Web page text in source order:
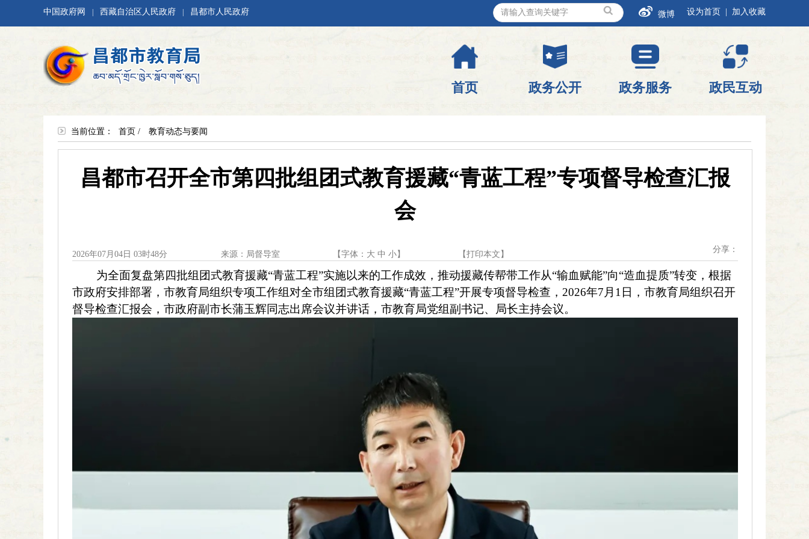
中国政府网 西藏自治区人民政府 昌都市人民政府 微博 设为首页 | 加入收藏
首页 政务公开 政务服务 政民互动
当前位置： 首页 / 教育动态与要闻
昌都市召开全市第四批组团式教育援藏“青蓝工程”专项督导检查汇报
会
2026年07月04日 03时48分 来源：局督导室 【字体： 大 中 小】 【打印本文 】
分享：
为全面复盘第四批组团式教育援藏“青蓝工程”实施以来的工作成效，推动援藏传帮带工作从“输血赋能”向“造血提质”转变，根据
市政府安排部署，市教育局组织专项工作组对全市组团式教育援藏“青蓝工程”开展专项督导检查，2026年7月1日，市教育局组织召开
督导检查汇报会，市政府副市长蒲玉辉同志出席会议并讲话，市教育局党组副书记、局长主持会议。